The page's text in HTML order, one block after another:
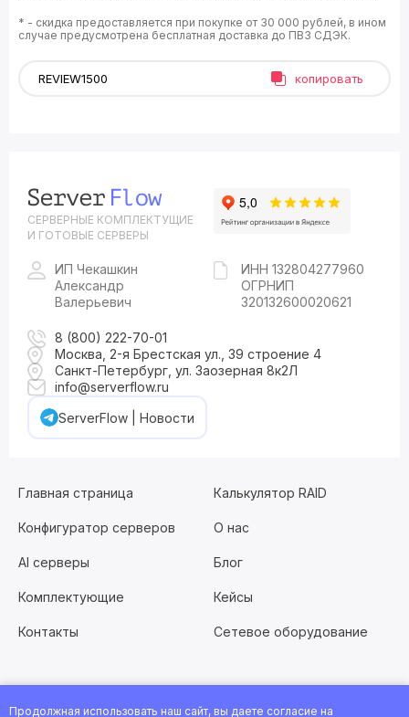
* - скидка предоставляется при покупке от 30 000 рублей, в ином
случае предусмотрена бесплатная доставка до ПВЗ СДЭК.
копировать
СЕРВЕРНЫЕ КОМПЛЕКТУЩИЕ
И ГОТОВЫЕ СЕРВЕРЫ
ИП Чекашкин
Александр
Валерьевич
ИНН 132804277960
ОГРНИП
320132600020621
8 (800) 222-70-01
Москва, 2-я Брестская ул., 39 строение 4
Санкт-Петербург, ул. Заозерная 8к2Л
info@serverflow.ru
ServerFlow | Новости
Главная страница Калькулятор RAID
Конфигуратор серверов О нас
AI серверы Блог
Комплектующие Кейсы
Контакты Сетевое оборудование
Продолжная использовать наш сайт, вы даете согласие на